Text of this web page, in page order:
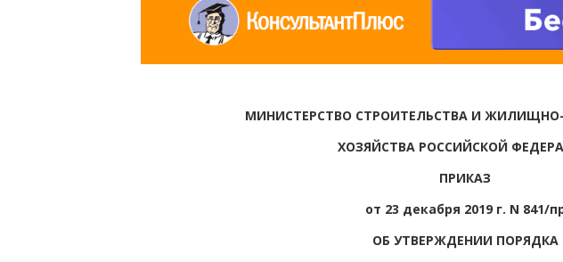
МИНИСТЕРСТВО СТРОИТЕЛЬСТВА И
ХОЗЯЙСТВА РОССИЙСКОЙ
ПРИКАЗ
от 23 декабря 2019 г. N 841/
ОБ УТВЕРЖДЕНИИ ПОРЯДКА